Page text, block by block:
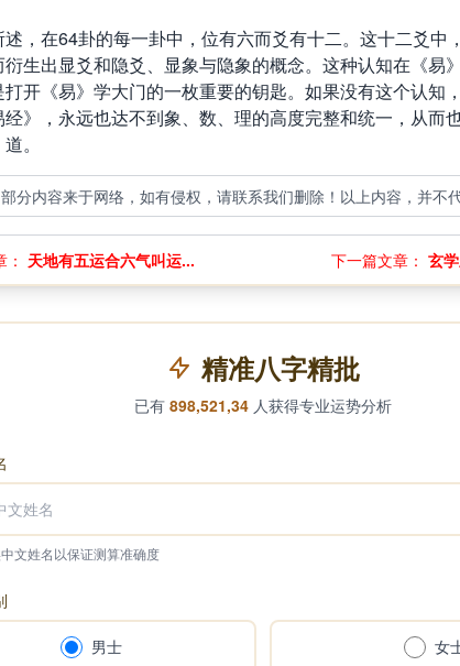
在64卦的每一卦中，位有六而爻有十二。这十二爻中
生出显爻和隐爻、显象与隐象的概念。这种认知在《易
打开《易》学大门的一枚重要的钥匙。如果没有这个认知
》，永远也达不到象、数、理的高度完整和统一，从而
。
分内容来于网络，如有侵权，请联系我们删除！以上内容，并不
天地有五运合六气叫运... 下一篇文章： 玄
精准八字精批
已有 898,521,34 人获得专业运势分析
文姓名以保证测算准确度
男士 女